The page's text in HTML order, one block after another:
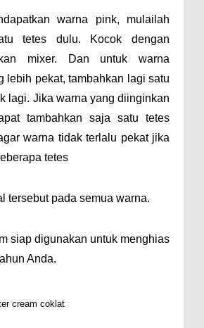
warna pink, mulailah
tetes dulu. Kocok dengan
mixer. Dan untuk warna
lebih pekat, tambahkan lagi satu
lagi. Jika warna yang diinginkan
tambahkan saja satu tetes
warna tidak terlalu pekat jika
tetes
tersebut pada semua warna.
siap digunakan untuk menghias
Anda.
cream coklat